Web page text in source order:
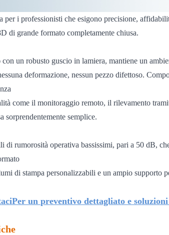
per i professionisti che esigono precisione,
di grande formato completamente chiusa.
un robusto guscio in lamiera, mantiene un
deformazione, nessun pezzo difettoso.
come il monitoraggio remoto, il rilevamento
sorprendentemente semplice.
di rumorosità operativa bassissimi, pari a 50 dB,
di stampa personalizzabili e un ampio supporto
Per un preventivo dettagliato e